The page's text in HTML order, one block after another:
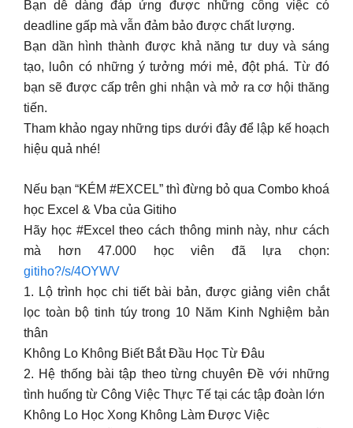
Bạn dễ dàng đáp ứng được những công việc có
deadline gấp mà vẫn đảm bảo được chất lượng.
Bạn dần hình thành được khả năng tư duy và sáng
tạo, luôn có những ý tưởng mới mẻ, đột phá. Từ đó
bạn sẽ được cấp trên ghi nhận và mở ra cơ hội thăng
tiến.
Tham khảo ngay những tips dưới đây để lập kế hoạch
hiệu quả nhé!
Nếu bạn “KÉM #EXCEL” thì đừng bỏ qua Combo khoá
học Excel & Vba của Gitiho
Hãy học #Excel theo cách thông minh này, như cách
mà hơn 47.000 học viên đã lựa chọn:
gitiho?/s/4OYWV
1. Lộ trình học chi tiết bài bản, được giảng viên chắt
lọc toàn bộ tinh túy trong 10 Năm Kinh Nghiệm bản
thân
Không Lo Không Biết Bắt Đầu Học Từ Đâu
2. Hệ thống bài tập theo từng chuyên Đề với những
tình huống từ Công Việc Thực Tế tại các tập đoàn lớn
Không Lo Học Xong Không Làm Được Việc